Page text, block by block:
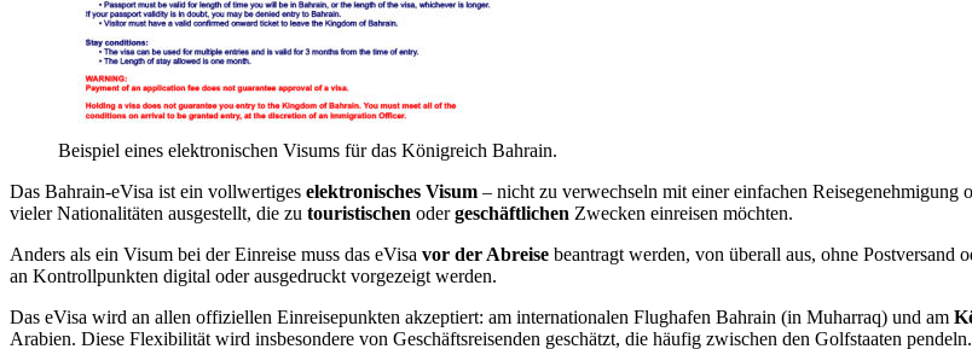
Beispiel eines elektronischen Visums für das Königreich Bahrain.
Das Bahrain-eVisa ist ein vollwertiges elektronisches Visum – nicht zu verwechseln mit einer einfachen
vieler Nationalitäten ausgestellt, die zu touristischen odergeschäftlichen Zwecken einreisen möchten.
Anders als ein Visum bei der Einreise muss das eVisa vor der Abreise beantragt werden, von überall aus, ohne
an Kontrollpunkten digital oder ausgedruckt vorgezeigt werden.
Das eVisa wird an allen offiziellen Einreisepunkten akzeptiert: am internationalen Flughafen Bahrain (in Muharraq) und am
Arabien. Diese Flexibilität wird insbesondere von Geschäftsreisenden geschätzt, die häufig zwischen den Golfstaaten pendeln.